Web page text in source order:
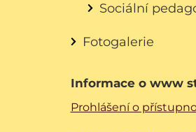
Sociální
Fotogalerie
Informace o www
Prohlášení o